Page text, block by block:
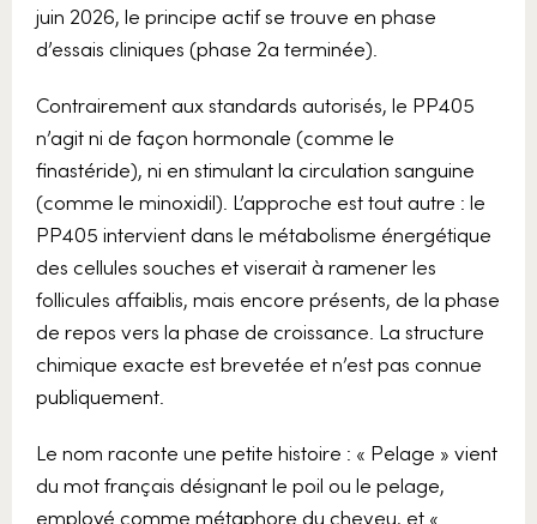
juin 2026, le principe actif se trouve en phase
d’essais cliniques (phase 2a terminée).
Contrairement aux standards autorisés, le PP405
n’agit ni de façon hormonale (comme le
finastéride), ni en stimulant la circulation sanguine
(comme le minoxidil). L’approche est tout autre : le
PP405 intervient dans le métabolisme énergétique
des cellules souches et viserait à ramener les
follicules affaiblis, mais encore présents, de la phase
de repos vers la phase de croissance. La structure
chimique exacte est brevetée et n’est pas connue
publiquement.
Le nom raconte une petite histoire : « Pelage » vient
du mot français désignant le poil ou le pelage,
employé comme métaphore du cheveu, et «